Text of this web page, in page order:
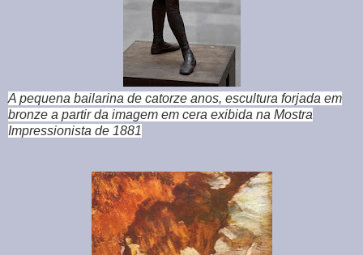
A pequena bailarina de catorze anos, escultura forjada em
bronze a partir da imagem em cera exibida na Mostra
Impressionista de 1881